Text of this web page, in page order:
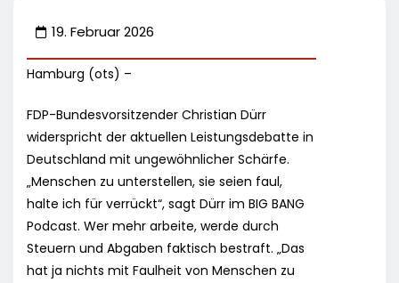
19. Februar 2026
Hamburg (ots) –
FDP-Bundesvorsitzender Christian Dürr
widerspricht der aktuellen Leistungsdebatte in
Deutschland mit ungewöhnlicher Schärfe.
„Menschen zu unterstellen, sie seien faul,
halte ich für verrückt“, sagt Dürr im BIG BANG
Podcast. Wer mehr arbeite, werde durch
Steuern und Abgaben faktisch bestraft. „Das
hat ja nichts mit Faulheit von Menschen zu